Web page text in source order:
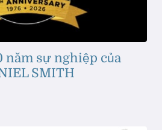
năm sự nghiệp của
SMITH